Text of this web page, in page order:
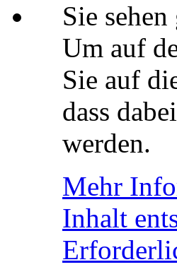
Sie
Um auf
Sie auf
dass
werden.
Mehr
Inhalt